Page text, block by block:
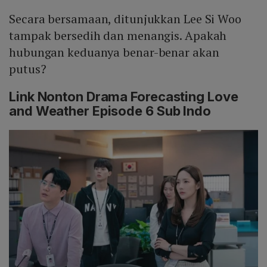
Secara bersamaan, ditunjukkan Lee Si Woo
tampak bersedih dan menangis. Apakah
hubungan keduanya benar-benar akan
putus?
Link Nonton Drama Forecasting Love
and Weather Episode 6 Sub Indo